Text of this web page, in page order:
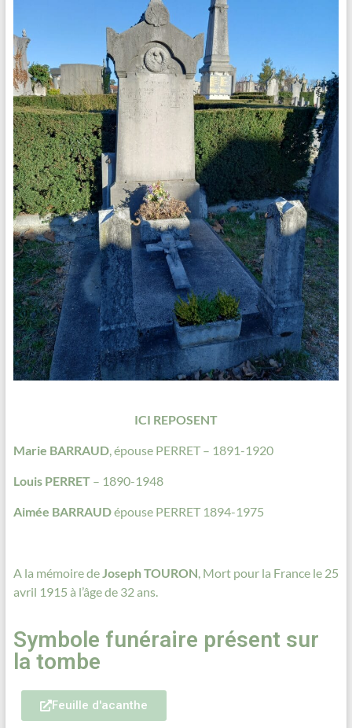
ICI REPOSENT
Marie BARRAUD, épouse PERRET – 1891-1920
Louis PERRET– 1890-1948
Aimée BARRAUDépouse PERRET 1894-1975
A la mémoire de Joseph TOURON , Mort pour la France le 25
avril 1915 à l’âge de 32 ans.
Symbole funéraire présent sur
la tombe
Feuille d'acanthe